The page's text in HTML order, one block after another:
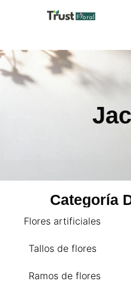
Categoría
Flores artificiales
Tallos de flores
Ramos de flores